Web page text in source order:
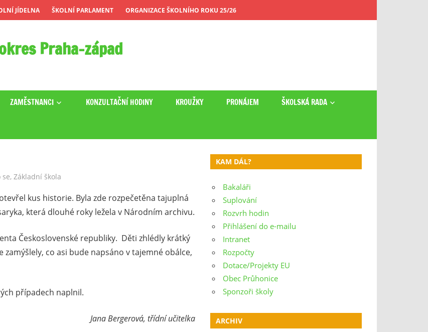
JÍDELNA ŠKOLNÍ PARLAMENT ORGANIZACE ŠKOLNÍHO ROKU 25/26
Praha-západ
ZAMĚSTNANCI KONZULTAČNÍ HODINY KROUŽKY PRONÁJEM ŠKOLSKÁ RADA
se, Základní škola
kus historie. Byla zde rozpečetěna tajuplná
která dlouhé roky ležela v Národním archivu.
Československé republiky. Děti zhlédly krátký
zamýšlely, co asi bude napsáno v tajemné obálce,
případech naplnil.
Jana Bergerová, třídní učitelka
KAM DÁL?
Bakaláři
Suplování
Rozvrh hodin
Přihlášení do e-mailu
Intranet
Rozpočty
Dotace/Projekty EU
Obec Průhonice
Sponzoři školy
ARCHIV